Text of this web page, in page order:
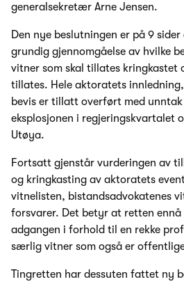
generalsekretær Arne Jensen.
Den nye beslutningen er på 9
grundig gjennomgåelse av hvilke
vitner som skal tillates kringkastet
tillates. Hele aktoratets
bevis er tillatt overført med
eksplosjonen i regjeringskvartalet
Utøya.
Fortsatt gjenstår vurderingen av
og kringkasting av aktoratets
vitnelisten, bistandsadvokatenes
forsvarer. Det betyr at retten
adgangen i forhold til en rekke
særlig vitner som også er
Tingretten har dessuten fattet ny